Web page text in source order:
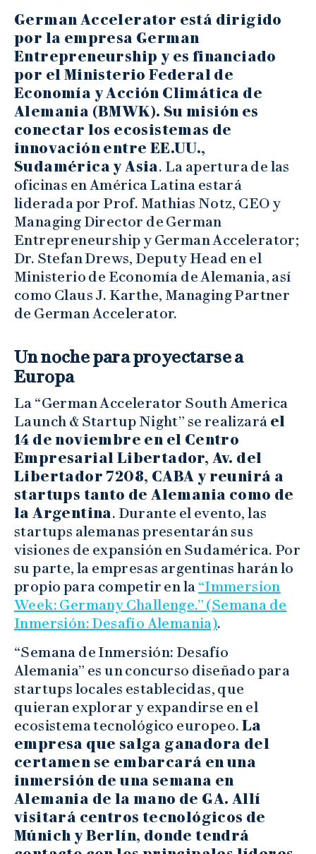
German Accelerator está dirigido
por la empresa German
Entrepreneurship y es financiado
por el Ministerio Federal de
Economía y Acción Climática de
Alemania (BMWK). Su misión es
conectar los ecosistemas de
innovación entre EE.UU.,
Sudamérica y Asia. La apertura de las
oficinas en América Latina estará
liderada por Prof. Mathias Notz, CEO y
Managing Director de German
Entrepreneurship y German Accelerator;
Dr. Stefan Drews, Deputy Head en el
Ministerio de Economía de Alemania, así
como Claus J. Karthe, Managing Partner
de German Accelerator.
Un noche para proyectarse a
Europa
La “German Accelerator South America
Launch & Startup Night” se realizará el
14 de noviembre en el Centro
Empresarial Libertador, Av. del
Libertador 7208, CABA y reunirá a
startups tanto de Alemania como de
la Argentina. Durante el evento, las
startups alemanas presentarán sus
visiones de expansión en Sudamérica. Por
su parte, la empresas argentinas harán lo
propio para competir en la “Immersion
Week: Germany Challenge.” (Semana de
Inmersión: Desafío Alemania).
“Semana de Inmersión: Desafío
Alemania” es un concurso diseñado para
startups locales establecidas, que
quieran explorar y expandirse en el
ecosistema tecnológico europeo. La
empresa que salga ganadora del
certamen se embarcará en una
inmersión de una semana en
Alemania de la mano de GA. Allí
visitará centros tecnológicos de
Múnich y Berlín, donde tendrá